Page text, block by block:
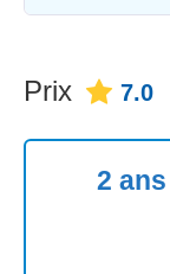
Prix 7.0
2